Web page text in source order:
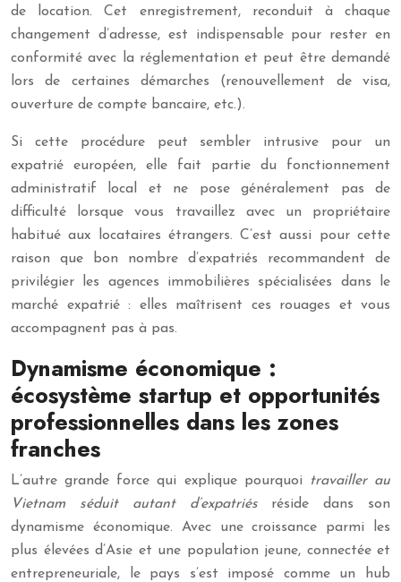
de location. Cet enregistrement, reconduit à chaque
changement d’adresse, est indispensable pour rester en
conformité avec la réglementation et peut être demandé
lors de certaines démarches (renouvellement de visa,
ouverture de compte bancaire, etc.).
Si cette procédure peut sembler intrusive pour un
expatrié européen, elle fait partie du fonctionnement
administratif local et ne pose généralement pas de
difficulté lorsque vous travaillez avec un propriétaire
habitué aux locataires étrangers. C’est aussi pour cette
raison que bon nombre d’expatriés recommandent de
privilégier les agences immobilières spécialisées dans le
marché expatrié : elles maîtrisent ces rouages et vous
accompagnent pas à pas.
Dynamisme économique :
écosystème startup et opportunités
professionnelles dans les zones
franches
L’autre grande force qui explique pourquoi
travailler au
Vietnam séduit autant d’expatriésréside dans son
dynamisme économique. Avec une croissance parmi les
plus élevées d’Asie et une population jeune, connectée et
entrepreneuriale, le pays s’est imposé comme un hub